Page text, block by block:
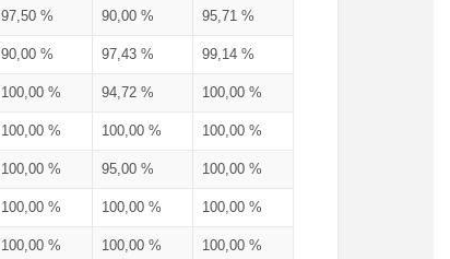
97,50 % 90,00 % 95,71 %
90,00 % 97,43 % 99,14 %
100,00 % 94,72 % 100,00 %
100,00 % 100,00 % 100,00 %
100,00 % 95,00 % 100,00 %
100,00 % 100,00 % 100,00 %
100,00 % 100,00 % 100,00 %